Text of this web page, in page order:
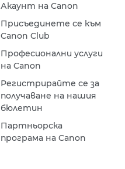
Акаунт на Canon
Присъединете се към
Canon Club
Професионални услуги
на Canon
Регистрирайте се за
получаване на нашия
бюлетин
Партньорска
програма на Canon